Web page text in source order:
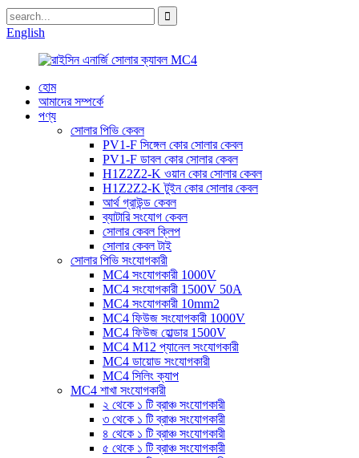
English
হোম
আমাদের সম্পর্কে
পণ্য
সোলার পিভি কেবল
PV1-F সিঙ্গেল কোর সোলার কেবল
PV1-F ডাবল কোর সোলার কেবল
H1Z2Z2-K ওয়ান কোর সোলার কেবল
H1Z2Z2-K টুইন কোর সোলার কেবল
আর্থ গ্রাউন্ড কেবল
ব্যাটারি সংযোগ কেবল
সোলার কেবল ক্লিপ
সোলার কেবল টাই
সোলার পিভি সংযোগকারী
MC4 সংযোগকারী 1000V
MC4 সংযোগকারী 1500V 50A
MC4 সংযোগকারী 10mm2
MC4 ফিউজ সংযোগকারী 1000V
MC4 ফিউজ হোল্ডার 1500V
MC4 M12 প্যানেল সংযোগকারী
MC4 ডায়োড সংযোগকারী
MC4 সিলিং ক্যাপ
MC4 শাখা সংযোগকারী
২ থেকে ১ টি ব্রাঞ্চ সংযোগকারী
৩ থেকে ১ টি ব্রাঞ্চ সংযোগকারী
৪ থেকে ১ টি ব্রাঞ্চ সংযোগকারী
৫ থেকে ১ টি ব্রাঞ্চ সংযোগকারী